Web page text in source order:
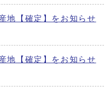
地【確定】をお知らせ
地【確定】をお知らせ